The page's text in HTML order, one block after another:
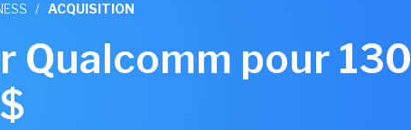
/ ACQUISITION
Qualcomm pour 130